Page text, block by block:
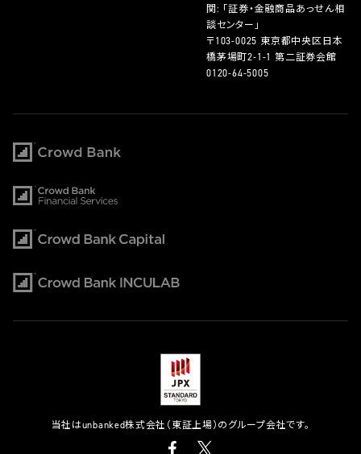
関: 「証券・金融商品あっせん相
談センター」
〒103-0025 東京都中央区日本
橋茅場町2-1-1 第二証券会館
0120-64-5005
当社はunbanked株式会社（東証上場）のグループ会社です。